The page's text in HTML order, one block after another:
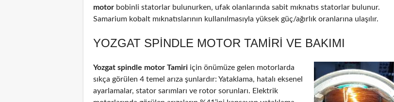
motor bobinli statorlar bulunurken, ufak olanlarında sabit mıknatıs statorlar bulunur.
Samarium kobalt mıknatıslarının kullanılmasıyla yüksek güç/ağırlık oranlarına ulaşılır.
YOZGAT SPINDLE MOTOR TAMIRI VE BAKIMI
Yozgat spindle motor Tamiri için önümüze gelen motorlarda
sıkça görülen 4 temel arıza şunlardır: Yataklama, hatalı eksenel
ayarlamalar, stator sarımları ve rotor sorunları. Elektrik